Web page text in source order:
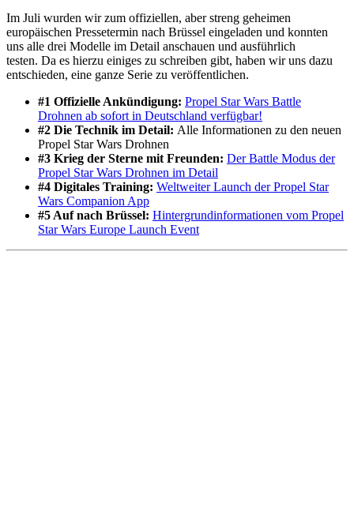
Im Juli wurden wir zum offiziellen, aber streng geheimen
europäischen Pressetermin nach Brüssel eingeladen und konnten
uns alle drei Modelle im Detail anschauen und ausführlich
testen. Da es hierzu einiges zu schreiben gibt, haben wir uns dazu
entschieden, eine ganze Serie zu veröffentlichen.
#1 Offizielle Ankündigung: Propel Star Wars Battle
Drohnen ab sofort in Deutschland verfügbar!
#2 Die Technik im Detail: Alle Informationen zu den neuen
Propel Star Wars Drohnen
#3 Krieg der Sterne mit Freunden: Der Battle Modus der
Propel Star Wars Drohnen im Detail
#4 Digitales Training: Weltweiter Launch der Propel Star
Wars Companion App
#5 Auf nach Brüssel: Hintergrundinformationen vom Propel
Star Wars Europe Launch Event